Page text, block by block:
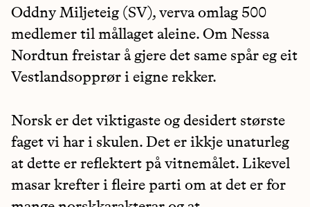
Oddny Miljeteig (SV), verva omlag 500
medlemer til mållaget aleine. Om Nessa
Nordtun freistar å gjere det same spår eg eit
Vestlandsopprør i eigne rekker.
Norsk er det viktigaste og desidert største
faget vi har i skulen. Det er ikkje unaturleg
at dette er reflektert på vitnemålet. Likevel
masar krefter i fleire parti om at det er for